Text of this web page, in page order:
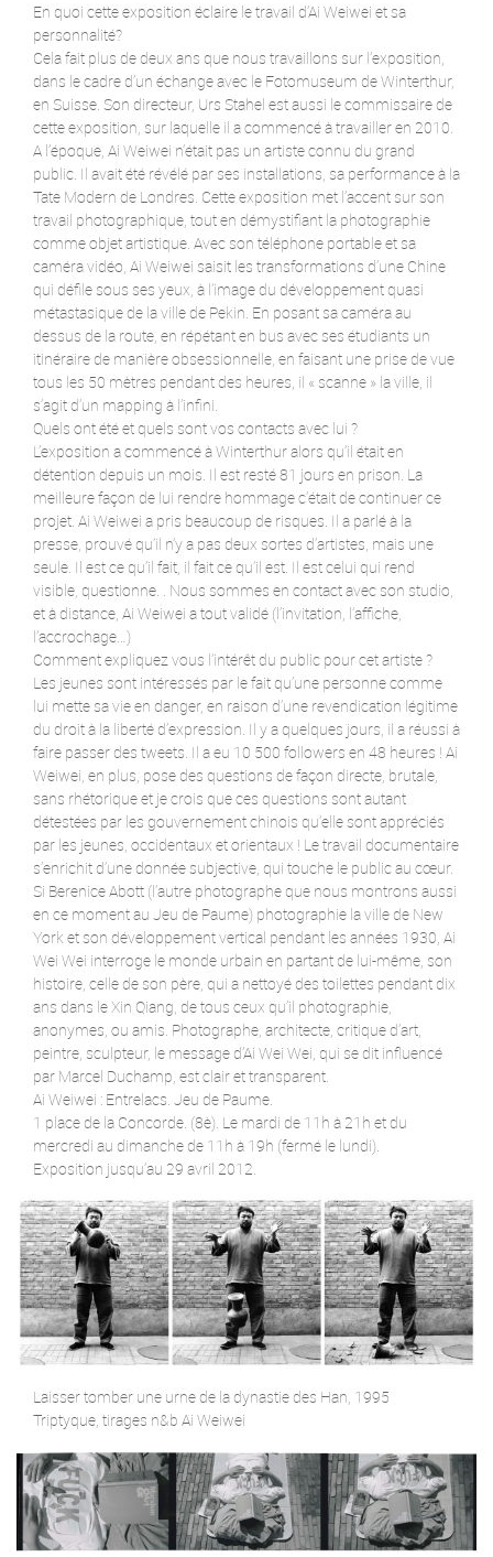
En quoi cette exposition éclaire le travail d’Ai Weiwei et sa
personnalité?
Cela fait plus de deux ans que nous travaillons sur l’exposition,
dans le cadre d’un échange avec le Fotomuseum de Winterthur,
en Suisse. Son directeur, Urs Stahel est aussi le commissaire de
cette exposition, sur laquelle il a commencé à travailler en 2010.
A l’époque, Ai Weiwei n’était pas un artiste connu du grand
public. Il avait été révélé par ses installations, sa performance à la
Tate Modern de Londres. Cette exposition met l’accent sur son
travail photographique, tout en démystifiant la photographie
comme objet artistique. Avec son téléphone portable et sa
caméra vidéo, Ai Weiwei saisit les transformations d’une Chine
qui défile sous ses yeux, à l’image du développement quasi
métastasique de la ville de Pekin. En posant sa caméra au
dessus de la route, en répétant en bus avec ses étudiants un
itinéraire de manière obsessionnelle, en faisant une prise de vue
tous les 50 mètres pendant des heures, il « scanne » la ville, il
s’agit d’un mapping à l’infini.
Quels ont été et quels sont vos contacts avec lui ?
L’exposition a commencé à Winterthur alors qu’il était en
détention depuis un mois. Il est resté 81 jours en prison. La
meilleure façon de lui rendre hommage c’était de continuer ce
projet. Ai Weiwei a pris beaucoup de risques. Il a parlé à la
presse, prouvé qu’il n’y a pas deux sortes d’artistes, mais une
seule. Il est ce qu’il fait, il fait ce qu’il est. Il est celui qui rend
visible, questionne. . Nous sommes en contact avec son studio,
et à distance, Ai Weiwei a tout validé (l’invitation, l’affiche,
l’accrochage…)
Comment expliquez vous l’intérêt du public pour cet artiste ?
Les jeunes sont intéressés par le fait qu’une personne comme
lui mette sa vie en danger, en raison d’une revendication légitime
du droit à la liberté d’expression. Il y a quelques jours, il a réussi à
faire passer des tweets. Il a eu 10 500 followers en 48 heures ! Ai
Weiwei, en plus, pose des questions de façon directe, brutale,
sans rhétorique et je crois que ces questions sont autant
détestées par les gouvernement chinois qu’elle sont appréciés
par les jeunes, occidentaux et orientaux ! Le travail documentaire
s’enrichit d’une donnée subjective, qui touche le public au cœur.
Si Berenice Abott (l’autre photographe que nous montrons aussi
en ce moment au Jeu de Paume) photographie la ville de New
York et son développement vertical pendant les années 1930, Ai
Wei Wei interroge le monde urbain en partant de lui-même, son
histoire, celle de son père, qui a nettoyé des toilettes pendant dix
ans dans le Xin Qiang, de tous ceux qu’il photographie,
anonymes, ou amis. Photographe, architecte, critique d’art,
peintre, sculpteur, le message d’Ai Wei Wei, qui se dit influencé
par Marcel Duchamp, est clair et transparent.
Ai Weiwei : Entrelacs. Jeu de Paume.
1 place de la Concorde. (8è). Le mardi de 11h à 21h et du
mercredi au dimanche de 11h à 19h (fermé le lundi).
Exposition jusqu’au 29 avril 2012.
Laisser tomber une urne de la dynastie des Han, 1995
Triptyque, tirages n&b Ai Weiwei